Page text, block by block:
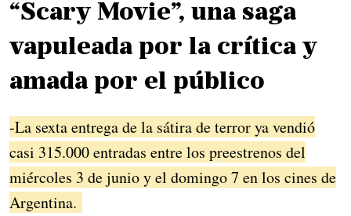
“Scary Movie”, una saga
vapuleada por la crítica y
amada por el público
-La sexta entrega de la sátira de terror ya vendió
casi 315.000 entradas entre los preestrenos del
miércoles 3 de junio y el domingo 7 en los cines de
Argentina.